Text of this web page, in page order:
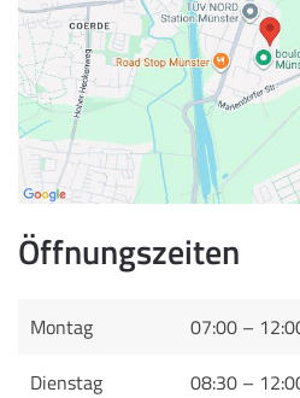
Öffnungszeiten
Montag
07:00 –
Dienstag
08:30 –